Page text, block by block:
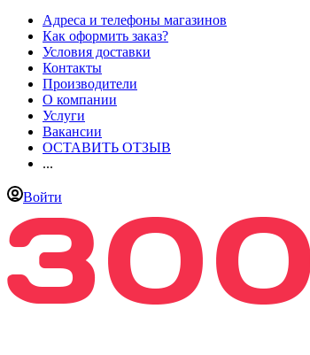
Адреса и телефоны магазинов
Как оформить заказ?
Условия доставки
Контакты
Производители
О компании
Услуги
Вакансии
ОСТАВИТЬ ОТЗЫВ
...
Войти